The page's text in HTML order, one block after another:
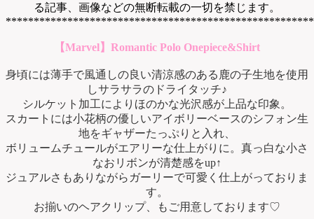
る記事、画像などの無断転載の一切を禁じます。
【Marvel】Romantic Polo Onepiece&Shirt
身頃には薄手で風通しの良い清涼感のある鹿の子生地を使用
しサラサラのドライタッチ♪
シルケット加工によりほのかな光沢感が上品な印象。
スカートには小花柄の優しいアイボリーベースのシフォン生
地をギャザーたっぷりと入れ、
ボリュームチュールがエアリーな仕上がりに。真っ白な小さ
なおリボンが清楚感をup↑
ジュアルさもありながらガーリーで可愛く仕上がっておりま
す。
お揃いのヘアクリップ、もご用意しております♡